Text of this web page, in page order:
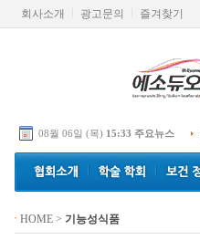
회사소개 광고문의 즐겨찾기
08월 06일 (목) 15:33 주요뉴스
HOME> 기능성식품